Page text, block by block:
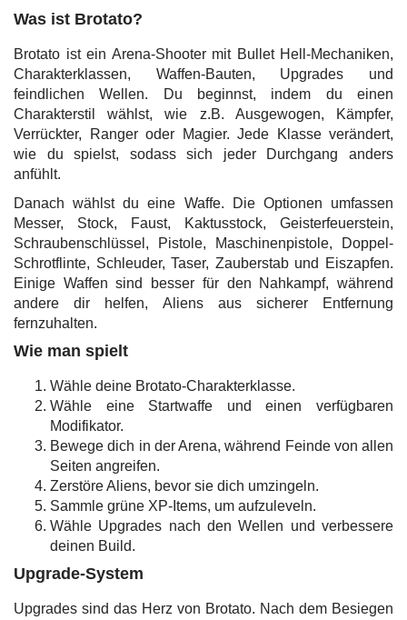
Was ist Brotato?
Brotato ist ein Arena-Shooter mit Bullet Hell-Mechaniken,
Charakterklassen, Waffen-Bauten, Upgrades und
feindlichen Wellen. Du beginnst, indem du einen
Charakterstil wählst, wie z.B. Ausgewogen, Kämpfer,
Verrückter, Ranger oder Magier. Jede Klasse verändert,
wie du spielst, sodass sich jeder Durchgang anders
anfühlt.
Danach wählst du eine Waffe. Die Optionen umfassen
Messer, Stock, Faust, Kaktusstock, Geisterfeuerstein,
Schraubenschlüssel, Pistole, Maschinenpistole, Doppel-
Schrotflinte, Schleuder, Taser, Zauberstab und Eiszapfen.
Einige Waffen sind besser für den Nahkampf, während
andere dir helfen, Aliens aus sicherer Entfernung
fernzuhalten.
Wie man spielt
Wähle deine Brotato-Charakterklasse.
Wähle eine Startwaffe und einen verfügbaren
Modifikator.
Bewege dich in der Arena, während Feinde von allen
Seiten angreifen.
Zerstöre Aliens, bevor sie dich umzingeln.
Sammle grüne XP-Items, um aufzuleveln.
Wähle Upgrades nach den Wellen und verbessere
deinen Build.
Upgrade-System
Upgrades sind das Herz von Brotato. Nach dem Besiegen